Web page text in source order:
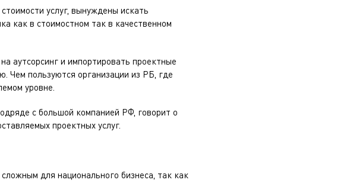
услуг, вынуждены искать
как в стоимостном так в качественном
аутсорсинг и импортировать проектные
Чем пользуются организации из РБ, где
уровне.
с большой компанией РФ, говорит о
проектных услуг.
для национального бизнеса, так как